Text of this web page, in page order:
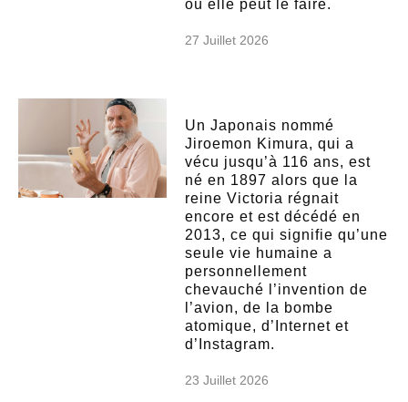
où elle peut le faire.
27 Juillet 2026
Un Japonais nommé
Jiroemon Kimura, qui a
vécu jusqu’à 116 ans, est
né en 1897 alors que la
reine Victoria régnait
encore et est décédé en
2013, ce qui signifie qu’une
seule vie humaine a
personnellement
chevauché l’invention de
l’avion, de la bombe
atomique, d’Internet et
d’Instagram.
23 Juillet 2026